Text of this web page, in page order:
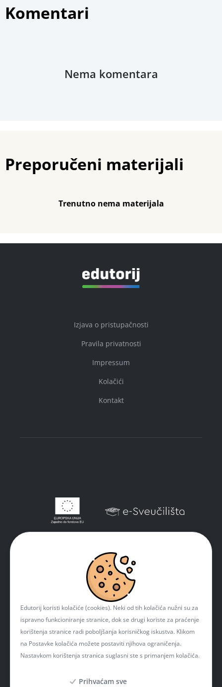
Komentari
Nema komentara
Preporučeni materijali
Trenutno nema materijala
Izjava o pristupačnosti
Pravila privatnosti
Impressum
Kolačići
Kontakt
Edutorij koristi kolačiće (cookies). Neki od tih kolačića nužni su za
ispravno funkcioniranje stranice, dok se drugi koriste za praćenje
korištenja stranice radi poboljšanja korisničkog iskustva. Klikom
na Postavke kolačića možete postaviti njihova ograničenja.
Nastavkom korištenja stranica suglasni ste s primanjem kolačića.
Prihvaćam sve